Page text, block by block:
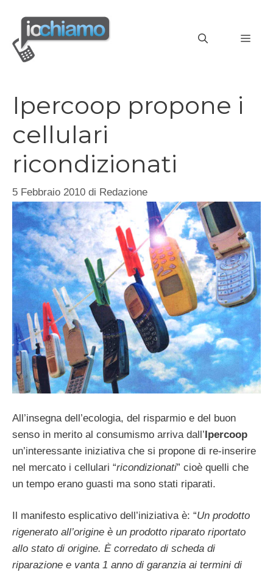
contenuto
Ipercoop propone i
cellulari
ricondizionati
5 Febbraio 2010 di Redazione
All’insegna dell’ecologia, del risparmio e del buon
senso in merito al consumismo arriva dall’Ipercoop
un’interessante iniziativa che si propone di re-inserire
nel mercato i cellulari “ricondizionati” cioè quelli che
un tempo erano guasti ma sono stati riparati.
Il manifesto esplicativo dell’iniziativa è: “Un prodotto
rigenerato all’origine è un prodotto riparato riportato
allo stato di origine. È corredato di scheda di
riparazione e vanta 1 anno di garanzia ai termini di